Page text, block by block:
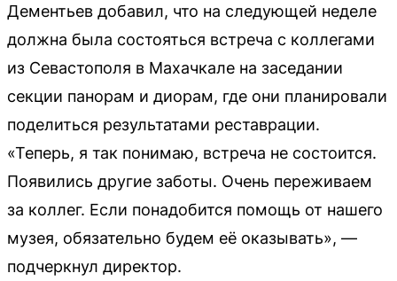
Дементьев добавил, что на следующей неделе
должна была состояться встреча с коллегами
из Севастополя в Махачкале на заседании
секции панорам и диорам, где они планировали
поделиться результатами реставрации.
«Теперь, я так понимаю, встреча не состоится.
Появились другие заботы. Очень переживаем
за коллег. Если понадобится помощь от нашего
музея, обязательно будем её оказывать», —
подчеркнул директор.